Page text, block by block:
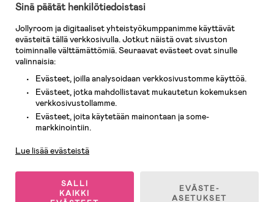
lastentarvikkeita sekä paljon muuta. Meiltä löydät lukuisia tunnettuja
KidKraft, Ergobaby, Philips Avent, Neonate, Cybex, LEGO ja monia muita!
Tervetuloa shoppailemaan Pohjoismaiden suurimpaan lastentarvikkeiden
verkkokauppaan!
Sinä päätät henkilötiedoistasi
Jollyroom ja digitaaliset yhteistyökumppanimme käyttävät
evästeitä tällä verkkosivulla. Jotkut näistä ovat sivuston
toiminnalle välttämättömiä. Seuraavat evästeet ovat sinulle
valinnaisia:
Evästeet, joilla analysoidaan verkkosivustomme käyttöä.
Evästeet, jotka mahdollistavat mukautetun kokemuksen
verkkosivustollamme.
Evästeet, joita käytetään mainontaan ja some-
markkinointiin.
Lue lisää evästeistä
SALLI
KAIKKI
EVÄSTE-
ASETUKSET